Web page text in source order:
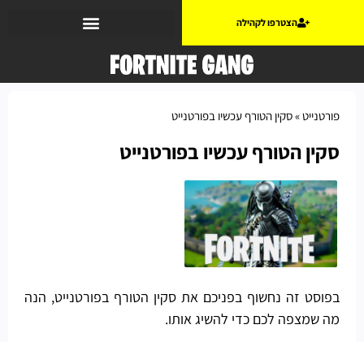
הצטרפו לקהילה
פורטנייט»סקין הטורף עכשיו בפורטנייט
סקין הטורף עכשיו בפורטנייט
בפוסט זה נחשוף בפניכם את סקין הטורף בפורטנייט, הנה
מה שמצפה לכם כדי להשיג אותו.